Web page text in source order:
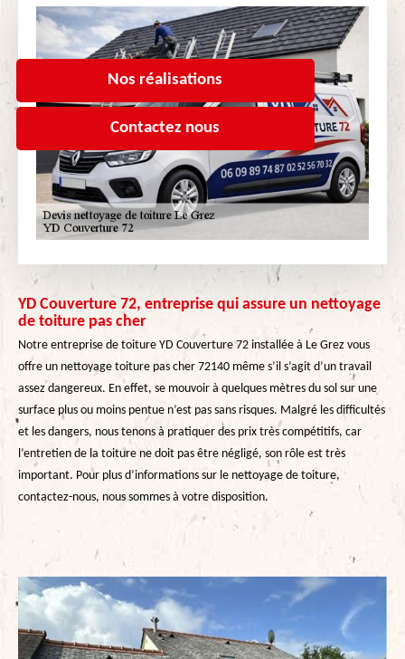
Nos réalisations
Contactez nous
YD Couverture 72, entreprise qui assure un nettoyage
de toiture pas cher
Notre entreprise de toiture YD Couverture 72 installée à Le Grez vous
offre un nettoyage toiture pas cher 72140 même s’il s’agit d’un travail
assez dangereux. En effet, se mouvoir à quelques mètres du sol sur une
surface plus ou moins pentue n’est pas sans risques. Malgré les difficultés
et les dangers, nous tenons à pratiquer des prix très compétitifs, car
l’entretien de la toiture ne doit pas être négligé, son rôle est très
important. Pour plus d’informations sur le nettoyage de toiture,
contactez-nous, nous sommes à votre disposition.